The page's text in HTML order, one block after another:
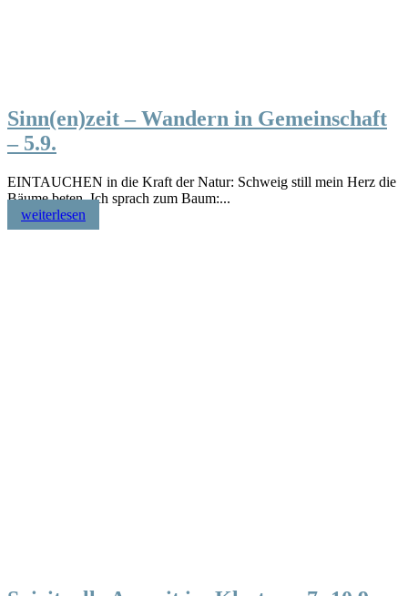
Sinn(en)zeit – Wandern in Gemeinschaft
– 5.9.
EINTAUCHEN in die Kraft der Natur: Schweig still mein Herz die
Bäume beten. Ich sprach zum Baum:...
weiterlesen